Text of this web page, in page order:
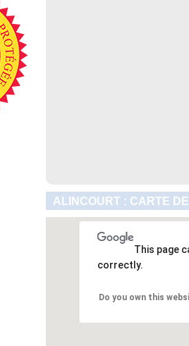
ALINCOURT : CARTE
This page
correctly.
Do you own this